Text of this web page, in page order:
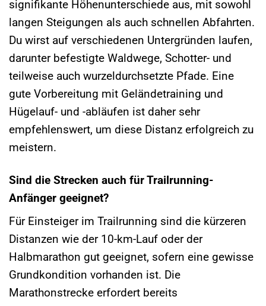
signifikante Höhenunterschiede aus, mit sowohl
langen Steigungen als auch schnellen Abfahrten.
Du wirst auf verschiedenen Untergründen laufen,
darunter befestigte Waldwege, Schotter- und
teilweise auch wurzeldurchsetzte Pfade. Eine
gute Vorbereitung mit Geländetraining und
Hügelauf- und -abläufen ist daher sehr
empfehlenswert, um diese Distanz erfolgreich zu
meistern.
Sind die Strecken auch für Trailrunning-
Anfänger geeignet?
Für Einsteiger im Trailrunning sind die kürzeren
Distanzen wie der 10-km-Lauf oder der
Halbmarathon gut geeignet, sofern eine gewisse
Grundkondition vorhanden ist. Die
Marathonstrecke erfordert bereits